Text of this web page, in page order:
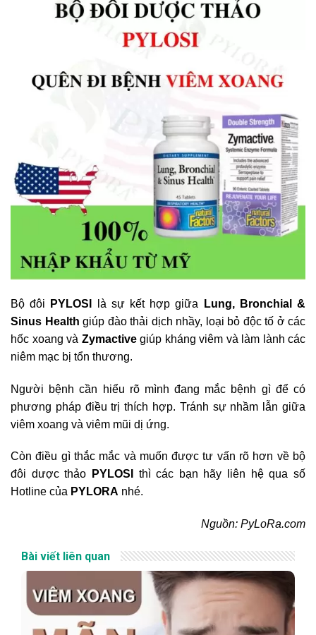
Bộ đôi PYLOSI là sự kết hợp giữa
Lung, Bronchial &
Sinus Health giúp đào thải dịch nhầy, loại bỏ độc tố ở các
hốc xoang và Zymactivegiúp kháng viêm và làm lành các
niêm mạc bị tổn thương.
Người bệnh cần hiểu rõ mình đang mắc bệnh gì để có
phương pháp điều trị thích hợp. Tránh sự nhầm lẫn giữa
viêm xoang và viêm mũi dị ứng.
Còn điều gì thắc mắc và muốn được tư vấn rõ hơn về bộ
đôi dược thảo
PYLOSI
thì các bạn hãy liên hệ qua số
Hotline của PYLORA nhé.
Nguồn: PyLoRa.com
Bài viết liên quan